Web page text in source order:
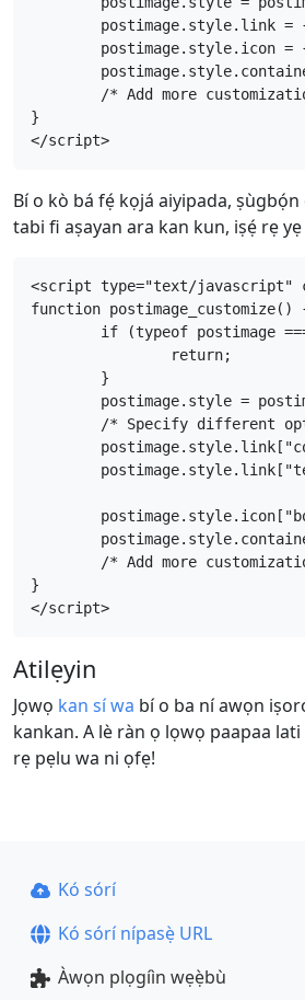
}
</script>
Bí o kò bá fẹ́ kọjá aiyipada,
tabi fi aṣayan ara kan kun, iṣẹ́ rẹ
<script type="text/javascript"
function postimage_customize()
}
</script>
Atilẹyin
Jọwọ kan sí wa bí o ba ní awọn
kankan. A lè ràn ọ lọwọ paapaa
rẹ pẹlu wa ni ọfẹ!
Kó sórí
Kó sórí nípasẹ̀ URL
Àwọn plọgíìn wẹẹ̀bù